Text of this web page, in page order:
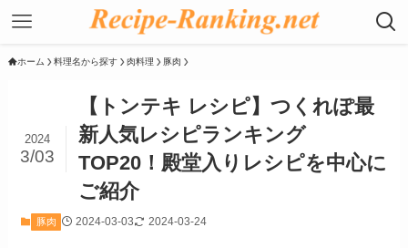
ホーム 料理名から探す 肉料理 豚肉
【トンテキ レシピ】つくれぽ最
新人気レシピランキング
TOP20！殿堂入りレシピを中心に
ご紹介
2024
3/03
豚肉 2024-03-03 2024-03-24